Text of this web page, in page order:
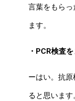
言葉をもら
ます。
・PCR検査
ーはい。抗
ると思います